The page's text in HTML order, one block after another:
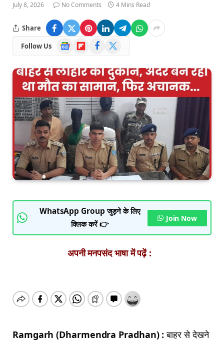
July 8, 2026 No Comments 4 Mins Read
Share
Follow Us
Google
News
FlipboardFacebook
WhatsApp Group जुड़ने के लिए
क्लिक करें 👉
Join Now
अपनी मनपसंद भाषा में पढ़ें :
Ramgarh (Dharmendra Pradhan) : बाहर से देखने